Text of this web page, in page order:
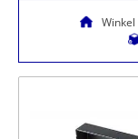
Winkel